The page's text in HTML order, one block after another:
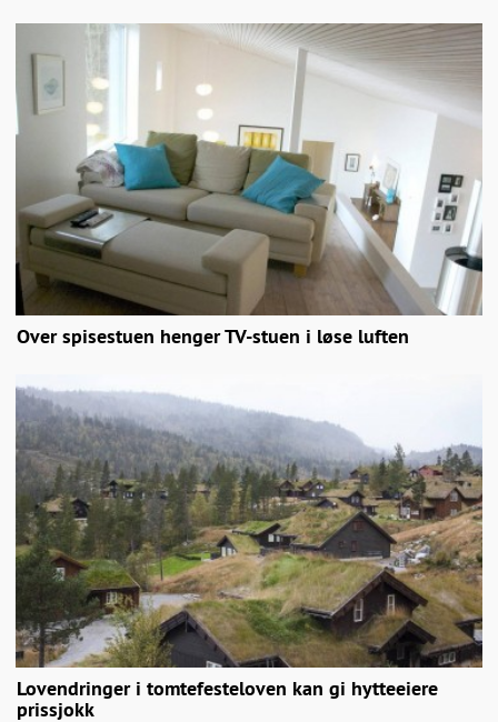
Over spisestuen henger TV-stuen i løse luften
Lovendringer i tomtefesteloven kan gi hytteeiere
prissjokk